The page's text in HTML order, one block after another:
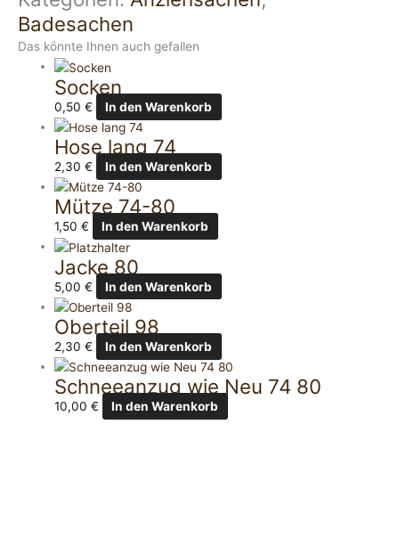
Badesachen
Das könnte Ihnen auch gefallen
Socken
0,50€ In den Warenkorb
Hose lang 74
2,30€ In den Warenkorb
Mütze 74-80
1,50€ In den Warenkorb
Jacke 80
5,00€ In den Warenkorb
Oberteil 98
2,30€ In den Warenkorb
Schneeanzug wie Neu 74 80
10,00€ In den Warenkorb